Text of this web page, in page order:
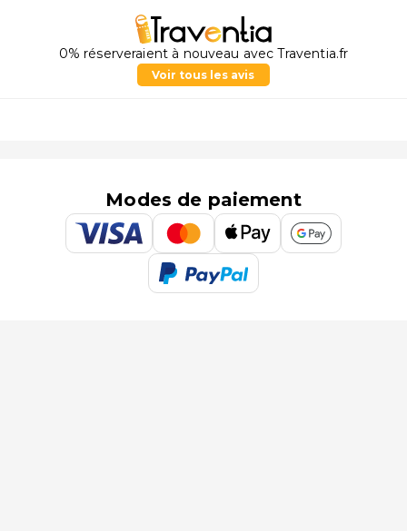
0% réserveraient à nouveau avec Traventia.fr
Voir tous les avis
Modes de paiement